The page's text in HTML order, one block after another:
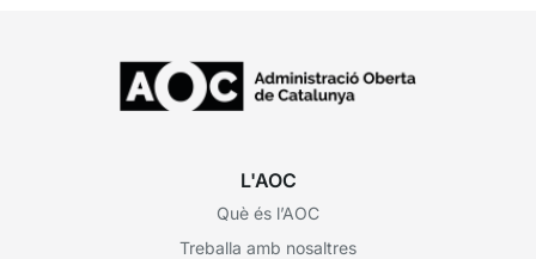
L'AOC
Què és l’AOC
Treballa amb nosaltres